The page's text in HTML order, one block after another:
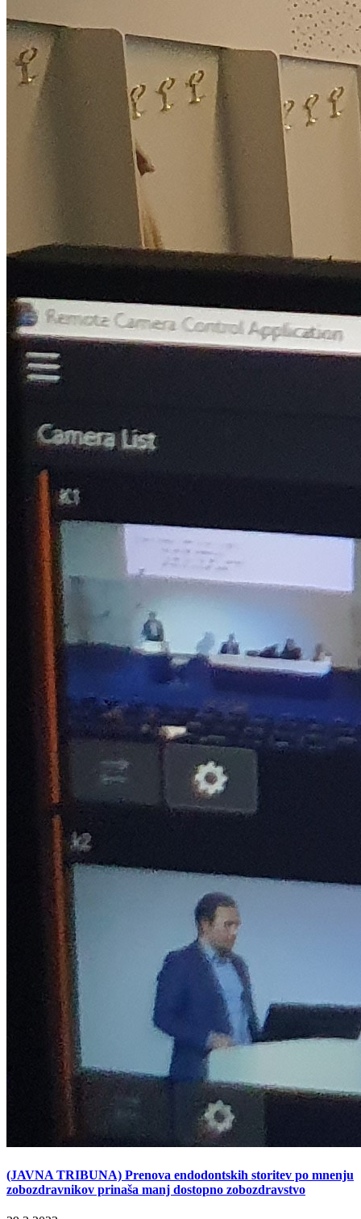
(JAVNA TRIBUNA) Prenova endodontskih storitev po mnenju
zobozdravnikov prinaša manj dostopno zobozdravstvo